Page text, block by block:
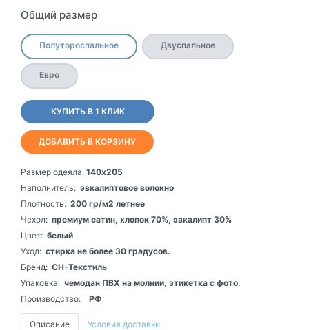
Общий размер
Полутороспальное Двуспальное
Евро
КУПИТЬ В 1 КЛИК
ДОБАВИТЬ В КОРЗИНУ
Размер одеяла: 140х205
Наполнитель: эвкалиптовое волокно
Плотность: 200 гр/м2 летнее
Чехол: премиум сатин, хлопок 70%, эвкалипт 30%
Цвет: белый
Уход: стирка не более 30 градусов.
Бренд: СН-Текстиль
Упаковка: чемодан ПВХ на молнии, этикетка с фото.
Производство:
РФ
Описание Условия доставки